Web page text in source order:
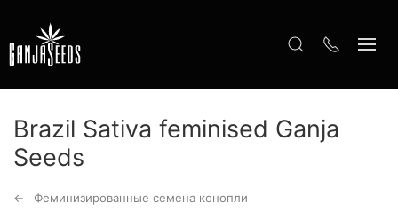
Brazil Sativa feminised Ganja
Seeds
Феминизированные семена конопли